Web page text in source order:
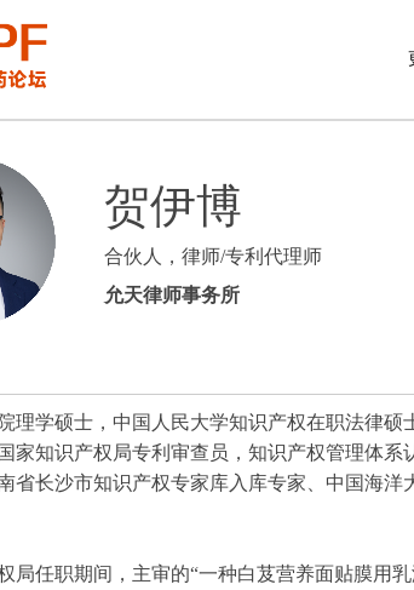
贺伊博
合伙人，律师/专利代理师
允天律师事务所
理学硕士，中国人民大学知识产权在职法律
家知识产权局专利审查员，知识产权管理体
省长沙市知识产权专家库入库专家、中国海
局任职期间，主审的“一种白芨营养面贴膜用